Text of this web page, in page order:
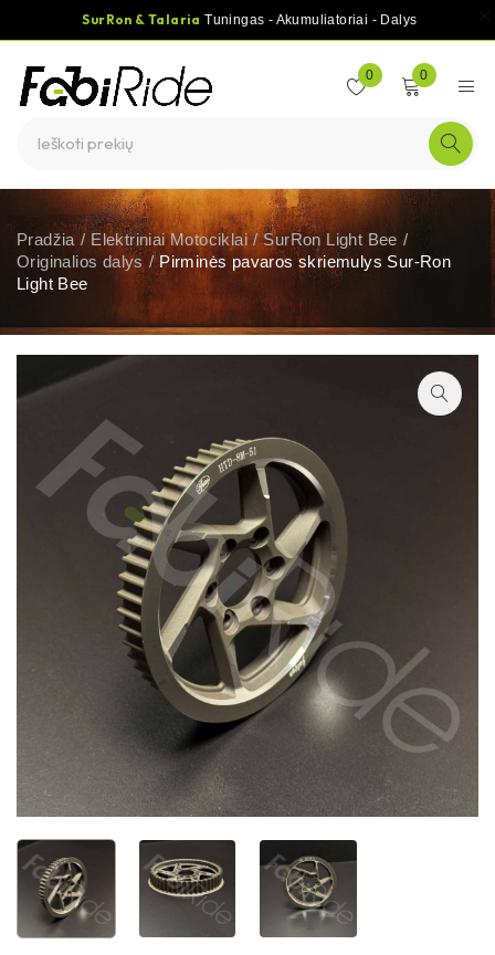
SurRon & Talaria Tuningas - Akumuliatoriai - Dalys
0 0
Pradžia / Elektriniai Motociklai / SurRon Light Bee /
Originalios dalys / Pirminės pavaros skriemulys Sur-Ron
Light Bee